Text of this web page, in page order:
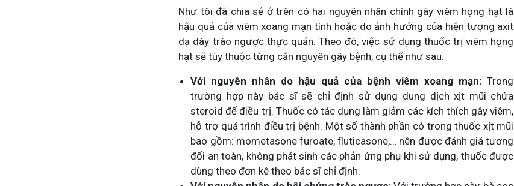
Như tôi đã chia sẻ ở trên có hai nguyên nhân chính gây viêm họng hạt là
hậu quả của viêm xoang mạn tính hoặc do ảnh hưởng của hiện tượng axit
dạ dày trào ngược thực quản. Theo đó, việc sử dụng thuốc trị viêm họng
hạt sẽ tùy thuộc từng căn nguyên gây bệnh, cụ thể như sau:
Với nguyên nhân do hậu quả của bệnh viêm xoang mạn: Trong
trường hợp này bác sĩ sẽ chỉ định sử dụng dung dịch xịt mũi chứa
steroid để điều trị. Thuốc có tác dụng làm giảm các kích thích gây viêm,
hỗ trợ quá trình điều trị bệnh. Một số thành phần có trong thuốc xịt mũi
bao gồm: mometasone furoate, fluticasone,… nên được đánh giá tương
đối an toàn, không phát sinh các phản ứng phụ khi sử dụng, thuốc được
dùng theo đơn kê theo bác sĩ chỉ định.